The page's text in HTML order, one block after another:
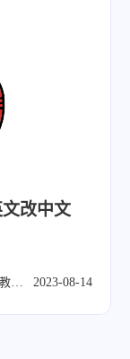
改中文
程 2023-08-14